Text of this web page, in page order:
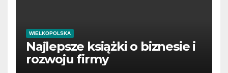
WIELKOPOLSKA
Najlepsze książki o biznesie i
rozwoju firmy